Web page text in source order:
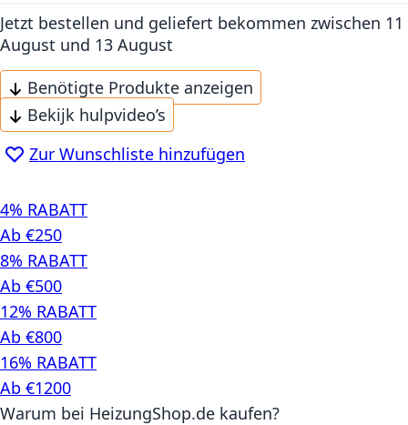
Jetzt bestellen und geliefert bekommen zwischen 11
August und 13 August
Benötigte Produkte anzeigen
Bekijk hulpvideo’s
Zur Wunschliste hinzufügen
4% RABATT
Ab €250
8% RABATT
Ab €500
12% RABATT
Ab €800
16% RABATT
Ab €1200
Warum bei HeizungShop.de kaufen?